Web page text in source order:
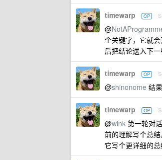
timewarp OP
@
个关键字，它就
后把结论送入下
timewarp OP
@shinonome 结
timewarp OP
@wink 第一轮对
前的理解写个总
它写个更详细的